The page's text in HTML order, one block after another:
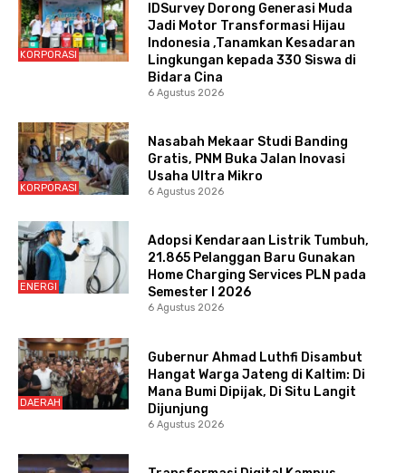
KORPORASI
IDSurvey Dorong Generasi Muda
Jadi Motor Transformasi Hijau
Indonesia ,Tanamkan Kesadaran
Lingkungan kepada 330 Siswa di
Bidara Cina
6 Agustus 2026
KORPORASI
Nasabah Mekaar Studi Banding
Gratis, PNM Buka Jalan Inovasi
Usaha Ultra Mikro
6 Agustus 2026
ENERGI
Adopsi Kendaraan Listrik Tumbuh,
21.865 Pelanggan Baru Gunakan
Home Charging Services PLN pada
Semester I 2026
6 Agustus 2026
DAERAH
Gubernur Ahmad Luthfi Disambut
Hangat Warga Jateng di Kaltim: Di
Mana Bumi Dipijak, Di Situ Langit
Dijunjung
6 Agustus 2026